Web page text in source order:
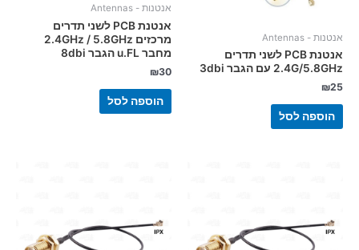
אנטנות - Antennas
אנטנת PCB לשני תדרים
2.4G/5.8GHz עם הגבר 3dbi
₪25
הוספה לסל
אנטנות - Antennas
אנטנת PCB לשני תדרים
מרכזים 2.4GHz / 5.8GHz
מחבר u.FL הגבר 8dbi
₪30
הוספה לסל